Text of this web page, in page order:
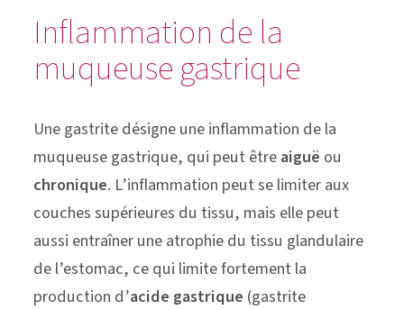
Inflammation de la
muqueuse gastrique
Une gastrite désigne une inflammation de la
muqueuse gastrique, qui peut êtreaiguë ou
chronique. L’inflammation peut se limiter aux
couches supérieures du tissu, mais elle peut
aussi entraîner une atrophie du tissu glandulaire
de l’estomac, ce qui limite fortement la
production d’acide gastrique (gastrite